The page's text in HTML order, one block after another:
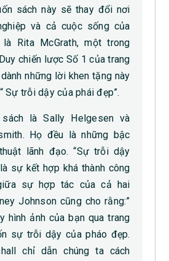
sách này sẽ thay đổi nơi
và cả cuộc sống của
Rita McGrath, một trong
chiến lược Số 1 của trang
những lời khen tặng này
Sự trỗi dậy của phái đẹp”.
là Sally Helgesen và
Họ đều là những bậc
lãnh đạo. “Sự trỗi dậy
sự kết hợp khá thành công
sự hợp tác của cả hai
Johnson cũng cho rằng:”
hình ảnh của bạn qua trang
sự trỗi dậy của pháo đẹp.
chỉ dẫn chúng ta cách